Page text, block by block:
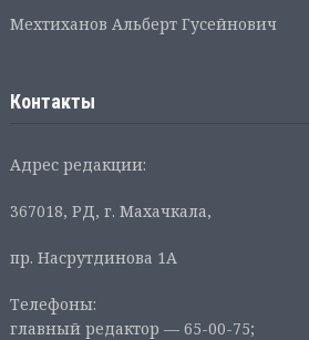
Мехтиханов Альберт Гусейнович
Контакты
Адрес редакции:
367018, РД, г. Махачкала,
пр. Насрутдинова 1А
Телефоны:
главный редактор — 65-00-75;